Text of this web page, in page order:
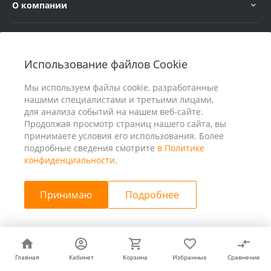
Использование файлов Cookie
Мы используем файлы cookie, разработанные
нашими специалистами и третьими лицами,
для анализа событий на нашем веб-сайте.
Продолжая просмотр страниц нашего сайта, вы
принимаете условия его использования. Более
подробные сведения смотрите в Политике
конфиденциальности.
Принимаю Подробнее
Главная Кабинет Корзина Избранные Сравнение
Главная Кабинет Корзина Избранные Сравнение
О компании
© 2026 ООО «25 Киловатт» ИНН 4401188290, Все права
защищены